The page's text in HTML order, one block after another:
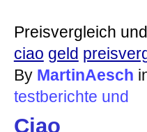
Preisvergleich
ciao geld
By MartinAesch
testberichte und
Ciao